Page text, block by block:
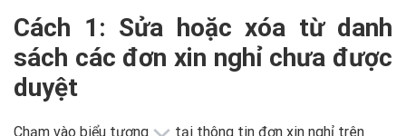
Cách 1: Sửa hoặc xóa từ danh
sách các đơn xin nghỉ chưa được
duyệt
Chạm vào biểu tượng
tại thông tin đơn xin nghỉ trên